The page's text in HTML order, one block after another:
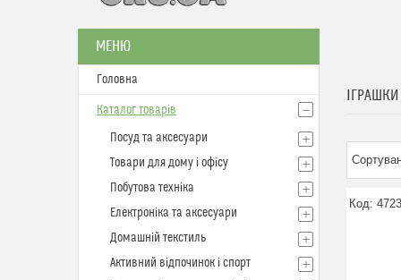
Головна
Каталог товарів
Посуд та аксесуари
Товари для дому і офісу
Побутова техніка
Електроніка та аксесуари
Домашній текстиль
Активний відпочинок і спорт